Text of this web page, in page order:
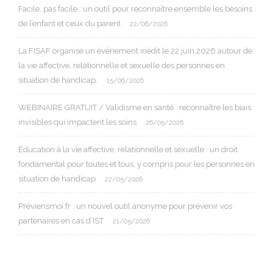
Facile, pas facile : un outil pour reconnaître ensemble les besoins
de l’enfant et ceux du parent
22/06/2026
La FISAF organise un événement inédit le 22 juin 2026 autour de
la vie affective, relationnelle et sexuelle des personnes en
situation de handicap.
15/06/2026
WEBINAIRE GRATUIT / Validisme en santé : reconnaître les biais
invisibles qui impactent les soins
26/05/2026
Éducation à la vie affective, relationnelle et sexuelle : un droit
fondamental pour toutes et tous, y compris pour les personnes en
situation de handicap
22/05/2026
Préviensmoi.fr : un nouvel outil anonyme pour prévenir vos
partenaires en cas d’IST
21/05/2026